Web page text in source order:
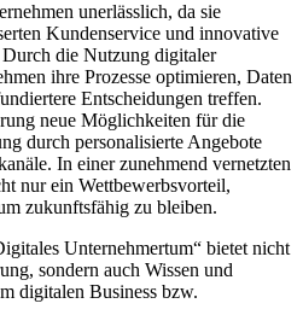
unerlässlich, da sie
Kundenservice und innovative
die Nutzung digitaler
ihre Prozesse optimieren, Daten
Entscheidungen treffen.
neue Möglichkeiten für die
durch personalisierte Angebote
In einer zunehmend vernetzten
nur ein Wettbewerbsvorteil,
zukunftsfähig zu bleiben.
Unternehmertum“ bietet nicht
sondern auch Wissen und
digitalen Business bzw.